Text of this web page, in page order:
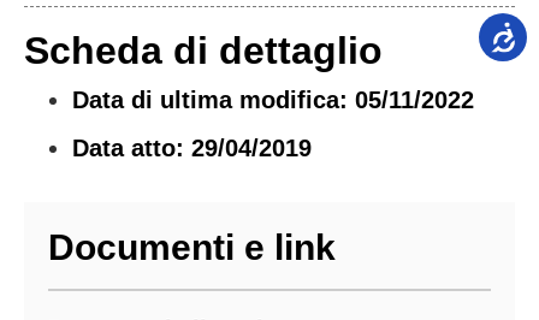
Scheda di dettaglio
Data di ultima modifica: 05/11/2022
Data atto: 29/04/2019
Documenti e link